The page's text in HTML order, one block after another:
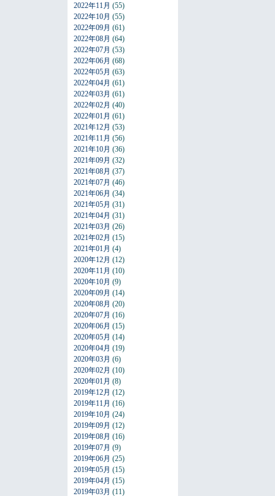
2022年11月 (55)
2022年10月 (55)
2022年09月 (61)
2022年08月 (64)
2022年07月 (53)
2022年06月 (68)
2022年05月 (63)
2022年04月 (61)
2022年03月 (61)
2022年02月 (40)
2022年01月 (61)
2021年12月 (53)
2021年11月 (56)
2021年10月 (36)
2021年09月 (32)
2021年08月 (37)
2021年07月 (46)
2021年06月 (34)
2021年05月 (31)
2021年04月 (31)
2021年03月 (26)
2021年02月 (15)
2021年01月 (4)
2020年12月 (12)
2020年11月 (10)
2020年10月 (9)
2020年09月 (14)
2020年08月 (20)
2020年07月 (16)
2020年06月 (15)
2020年05月 (14)
2020年04月 (19)
2020年03月 (6)
2020年02月 (10)
2020年01月 (8)
2019年12月 (12)
2019年11月 (16)
2019年10月 (24)
2019年09月 (12)
2019年08月 (16)
2019年07月 (9)
2019年06月 (25)
2019年05月 (15)
2019年04月 (15)
2019年03月 (11)